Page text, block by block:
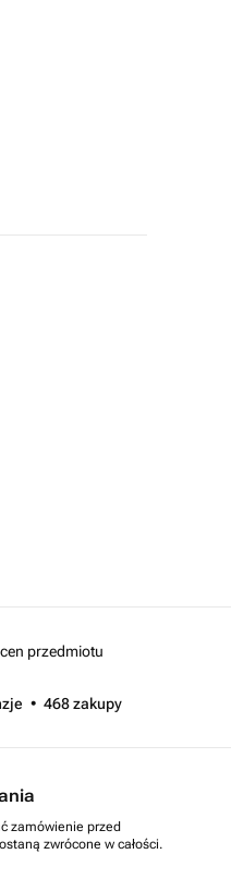
przedmiotu
• 468zakupy
zamówienie przed
zwrócone w całości.